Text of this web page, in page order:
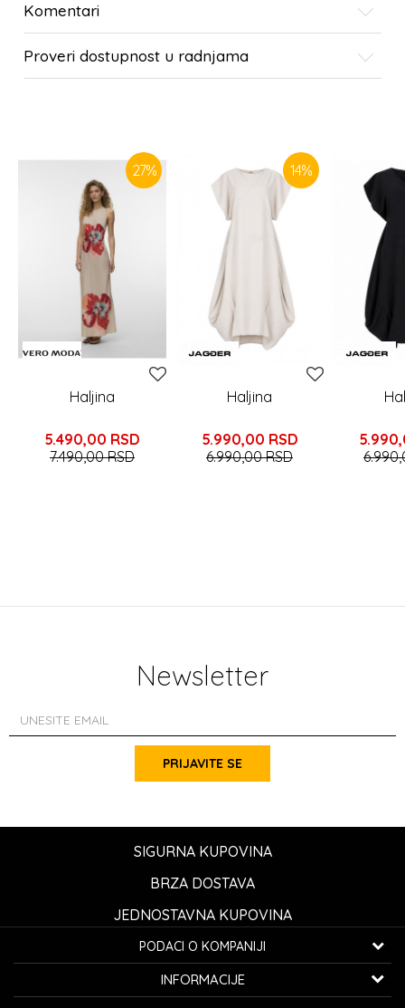
Komentari
Proveri dostupnost u radnjama
27%
Haljina
5.490,00 RSD
7.490,00RSD
14%
Haljina
5.990,00 RSD
6.990,00RSD
Newsletter
PRIJAVITE SE
SIGURNA KUPOVINA
BRZA DOSTAVA
JEDNOSTAVNA KUPOVINA
PODACI O KOMPANIJI
K...G... Fashion d.o.o.
INFORMACIJE